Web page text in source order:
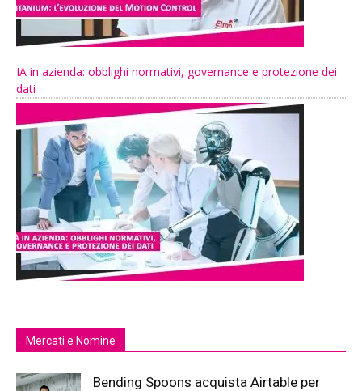
IA in azienda: obblighi normativi, governance e protezione dei
dati
Mercati e Nomine
Bending Spoons acquista Airtable per